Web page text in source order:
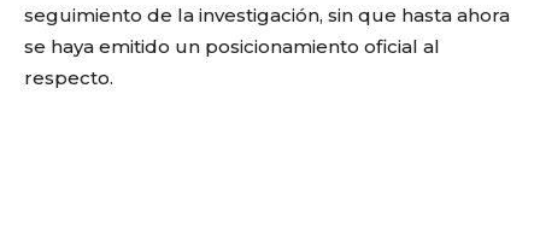
seguimiento de la investigación, sin que hasta ahora
se haya emitido un posicionamiento oficial al
respecto.